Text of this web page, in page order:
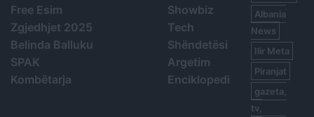
Free Esim
Zgjedhjet 2025
Belinda Balluku
SPAK
Kombëtarja
Showbiz
Tech
Shëndetësi
Argetim
Enciklopedi
Albania
News
Ilir Meta
Piranjat
gazeta,
tv,